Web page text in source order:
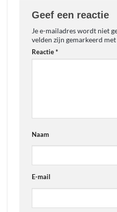
Geef een reactie
Je e-mailadres wordt niet
velden zijn gemarkeerd met
Reactie*
Naam
E-mail